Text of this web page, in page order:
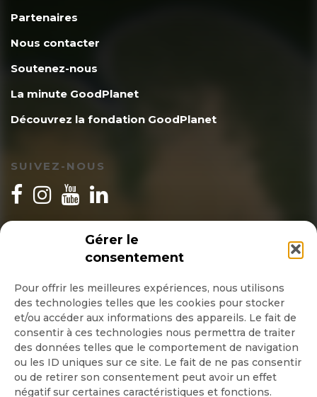
Gérer le
consentement
Pour offrir les meilleures expériences, nous utilisons
des technologies telles que les cookies pour stocker
et/ou accéder aux informations des appareils. Le fait de
consentir à ces technologies nous permettra de traiter
des données telles que le comportement de navigation
ou les ID uniques sur ce site. Le fait de ne pas consentir
ou de retirer son consentement peut avoir un effet
négatif sur certaines caractéristiques et fonctions.
Partenaires
Nous contacter
Soutenez-nous
La minute GoodPlanet
Découvrez la fondation GoodPlanet
SUIVEZ-NOUS
INSCRIPTION NEWSLETTER
Quotidienne
Hebdo
OK